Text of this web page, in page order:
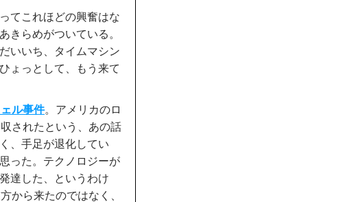
てこれほどの興奮はな
きらめがついている。
いいち、タイムマシン
ょっとして、もう来て
ル事件。アメリカのロ
されたという、あの話
、手足が退化してい
った。テクノロジーが
達した、というわけ
から来たのではなく、